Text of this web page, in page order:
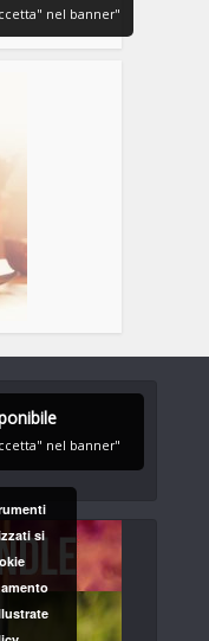
nel banner"
nel banner"
si